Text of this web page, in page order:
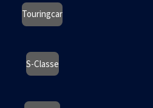
Touringcar
S-Classe